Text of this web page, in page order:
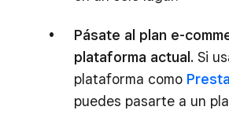
Pásate al plan e-
plataforma actual. Si
plataforma como
puedes pasarte a un